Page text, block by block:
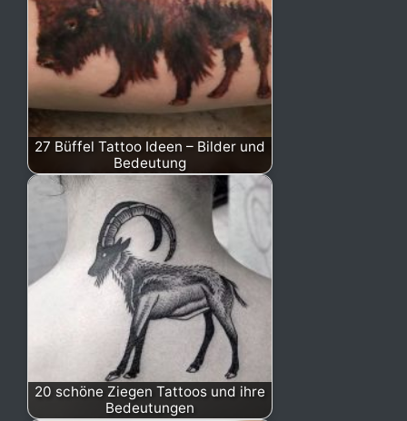
27 Büffel Tattoo Ideen – Bilder und
Bedeutung
20 schöne Ziegen Tattoos und ihre
Bedeutungen